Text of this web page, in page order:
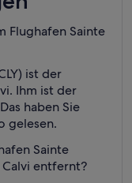
Flughafen Sainte
ist der
Ihm ist der
haben Sie
gelesen.
Sainte
Calvi entfernt?